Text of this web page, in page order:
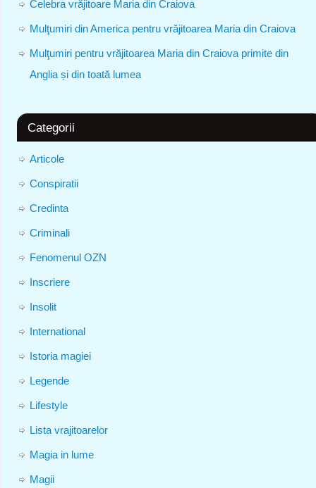
Celebra vrăjitoare Maria din Craiova
Mulţumiri din America pentru vrăjitoarea Maria din Craiova
Mulţumiri pentru vrăjitoarea Maria din Craiova primite din
Anglia și din toată lumea
Categorii
Articole
Conspiratii
Credinta
Criminali
Fenomenul OZN
Inscriere
Insolit
International
Istoria magiei
Legende
Lifestyle
Lista vrajitoarelor
Magia in lume
Magii